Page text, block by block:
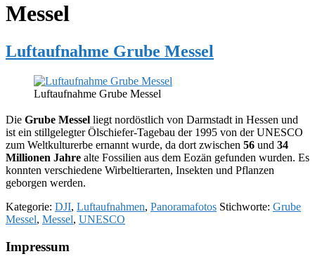
Messel
Luftaufnahme Grube Messel
Luftaufnahme Grube Messel
Die Grube Messel liegt nordöstlich von Darmstadt in Hessen und
ist ein stillgelegter Ölschiefer-Tagebau der 1995 von der UNESCO
zum Weltkulturerbe ernannt wurde, da dort zwischen 56 und 34
Millionen Jahre alte Fossilien aus dem Eozän gefunden wurden. Es
konnten verschiedene Wirbeltierarten, Insekten und Pflanzen
geborgen werden.
Kategorie: DJI, Luftaufnahmen, Panoramafotos Stichworte: Grube
Messel, Messel, UNESCO
Footer
Impressum